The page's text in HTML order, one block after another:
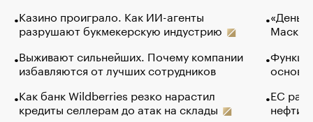
Казино проиграло. Как ИИ-агенты
разрушают букмекерскую индустрию
Выживают сильнейших. Почему компании
избавляются от лучших сотрудников
Как банк Wildberries резко нарастил
кредиты селлерам до атак на склады
Маск в
основ
ЕС
нефти